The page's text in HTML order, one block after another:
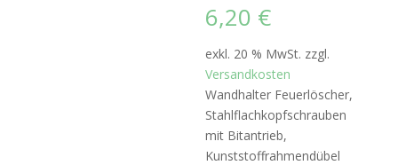
6,20 €
exkl. 20 % MwSt. zzgl.
Versandkosten
Wandhalter Feuerlöscher,
Stahlflachkopfschrauben
mit Bitantrieb,
Kunststoffrahmendübel